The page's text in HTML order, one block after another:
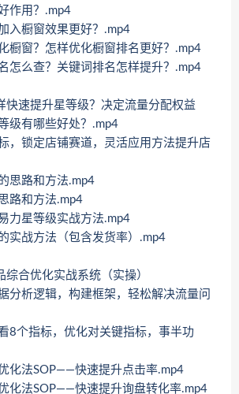
作用？.mp4
入橱窗效果更好？.mp4
橱窗？怎样优化橱窗排名更好？.mp4
怎么查？关键词排名怎样提升？.mp4
快速提升星等级？决定流量分配权益
级有哪些好处？.mp4
，锁定店铺赛道，灵活应用方法提升店
思路和方法.mp4
路和方法.mp4
力星等级实战方法.mp4
实战方法（包含发货率）.mp4
合优化实战系统（实操）
分析逻辑，构建框架，轻松解决流量问
8个指标，优化对关键指标，事半功
化法SOP——快速提升点击率.mp4
化法SOP——快速提升询盘转化率.mp4